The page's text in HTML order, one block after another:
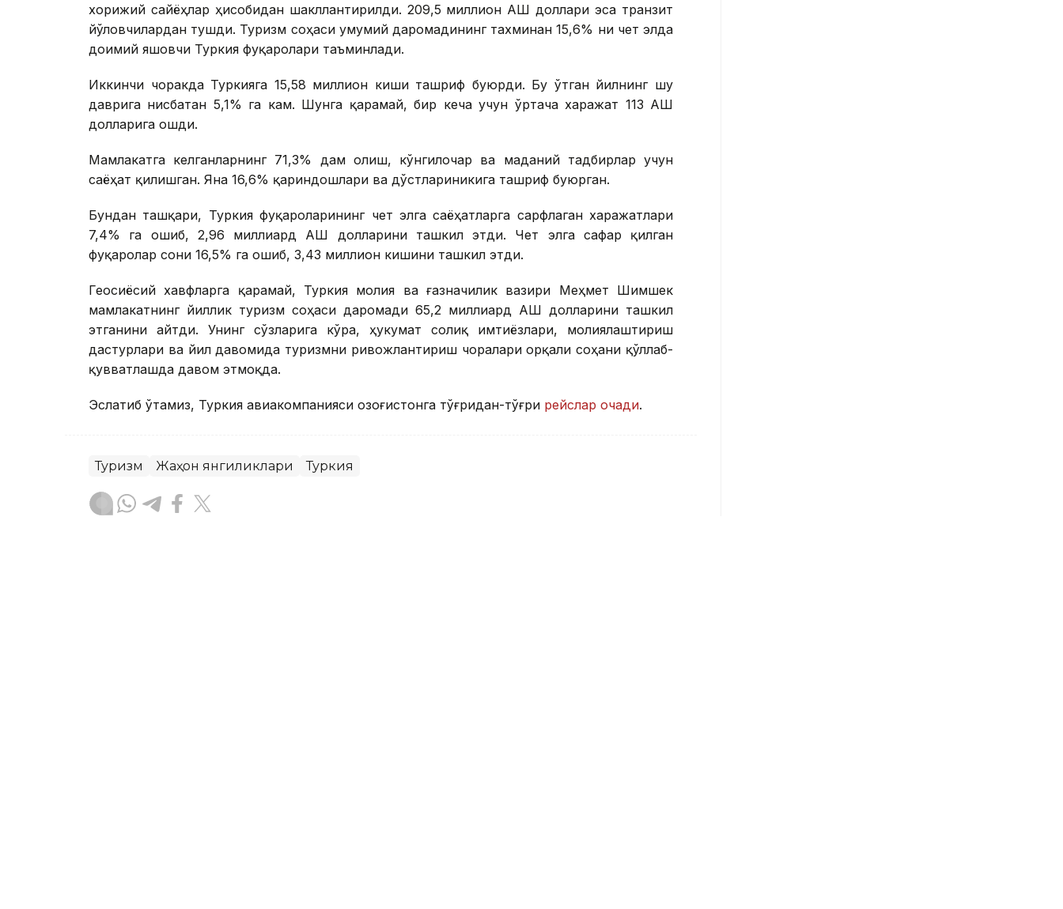
хорижий сайёҳлар ҳисобидан шакллантирилди. 209,5 миллион АҚШ доллари эса транзит
йўловчилардан тушди. Туризм соҳаси умумий даромадининг тахминан 15,6% ни чет элда
доимий яшовчи Туркия фуқаролари таъминлади.
Иккинчи чоракда Туркияга 15,58 миллион киши ташриф буюрди. Бу ўтган йилнинг шу
даврига нисбатан 5,1% га кам. Шунга қарамай, бир кеча учун ўртача харажат 113 АҚШ
долларига ошди.
Мамлакатга келганларнинг 71,3% дам олиш, кўнгилочар ва маданий тадбирлар учун
саёҳат қилишган. Яна 16,6% қариндошлари ва дўстлариникига ташриф буюрган.
Бундан ташқари, Туркия фуқароларининг чет элга саёҳатларга сарфлаган харажатлари
7,4% га ошиб, 2,96 миллиард АҚШ долларини ташкил этди. Чет элга сафар қилган
фуқаролар сони 16,5% га ошиб, 3,43 миллион кишини ташкил этди.
Геосиёсий хавфларга қарамай, Туркия молия ва ғазначилик вазири Меҳмет Шимшек
мамлакатнинг йиллик туризм соҳаси даромади 65,2 миллиард АҚШ долларини ташкил
этганини айтди. Унинг сўзларига кўра, ҳукумат солиқ имтиёзлари, молиялаштириш
дастурлари ва йил давомида туризмни ривожлантириш чоралари орқали соҳани қўллаб-
қувватлашда давом этмоқда.
Эслатиб ўтамиз, Туркия авиакомпанияси Қозоғистонга тўғридан-тўғри рейслар очади.
Туризм Жаҳон янгиликлари Туркия